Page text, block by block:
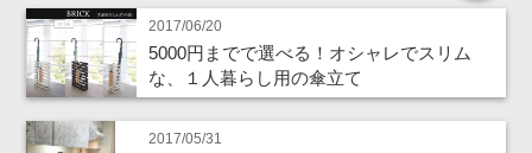
2017/06/20
5000円までで選べる！オシャレでスリム
な、１人暮らし用の傘立て
2017/05/31